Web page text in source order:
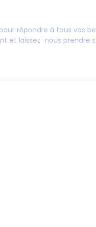
répondre à tous vos
et laissez-nous prendre